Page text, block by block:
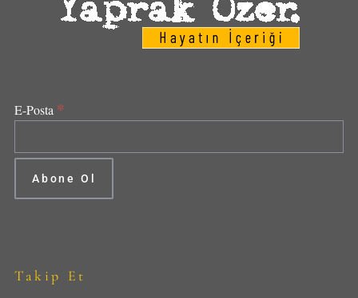
E-Posta *
Takip Et